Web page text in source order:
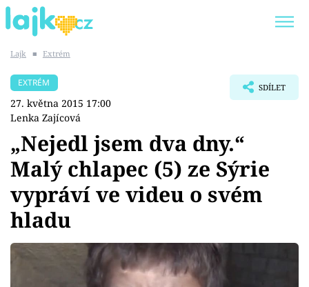
SHOPAHOLICADEL
Témata
Showbyznys
Youtubeři
Lajk ■ Extrém
EXTRÉM
27. května 2015 17:00
Lenka Zajícová
SDÍLET
„Nejedl jsem dva dny.“
Malý chlapec (5) ze Sýrie
vypráví ve videu o svém
hladu